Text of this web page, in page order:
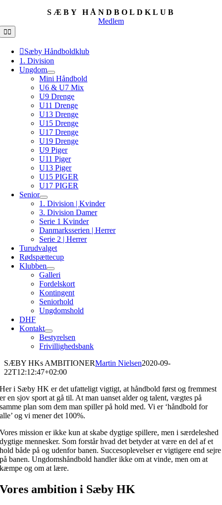
SÆBY HÅNDBOLDKLUB
Medlem
Toggle
Navigation
Sæby Håndboldklub
1. Division
Ungdom
Mini Håndbold
U6 & U7 Mix
U9 Drenge
U11 Drenge
U13 Drenge
U15 Drenge
U17 Drenge
U19 Drenge
U9 Piger
U11 Piger
U13 Piger
U15 PIGER
U17 PIGER
Senior
1. Division | Kvinder
3. Division Damer
Serie 1 Kvinder
Danmarksserien | Herrer
Serie 2 | Herrer
Turudvalget
Rødspættecup
Klubben
Galleri
Fordelskort
Kontingent
Seniorhold
Ungdomshold
DHF
Kontakt
Bestyrelsen
Frivillighedsbank
SÆBY HKs AMBITIONERMartin Nielsen2020-09-
22T12:12:47+02:00
Her i Sæby HK er det ufatteligt vigtigt, at håndbold først og fremmest
er en sjov sport at gå til. At man uanset alder og talent, vægtes på
samme plan som dem man spiller på hold med. Vi er ‘håndbold for
alle’ og vi mener det 100%.
Vores mission er ikke kun at skabe dygtige spillere, men i særdeleshed
dygtige mennesker. Som forstår hvad det betyder at være en del af et
hold både på og udenfor banen. Succesoplevelser er vigtigere end sejre
på banen. Ungdomshåndbold handler ikke om at vinde, men om at
kæmpe og om at lære.
Vores ambition i Sæby HK